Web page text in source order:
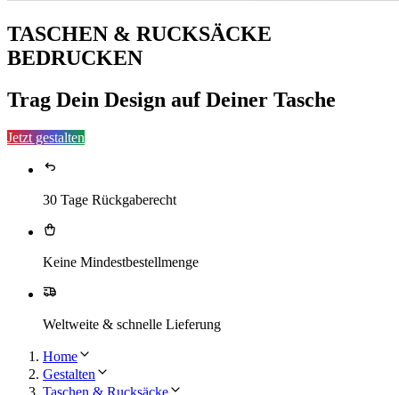
TASCHEN & RUCKSÄCKE
BEDRUCKEN
Trag Dein Design auf Deiner Tasche
Jetzt gestalten
30 Tage Rückgaberecht
Keine Mindestbestellmenge
Weltweite & schnelle Lieferung
Home
Gestalten
Taschen & Rucksäcke